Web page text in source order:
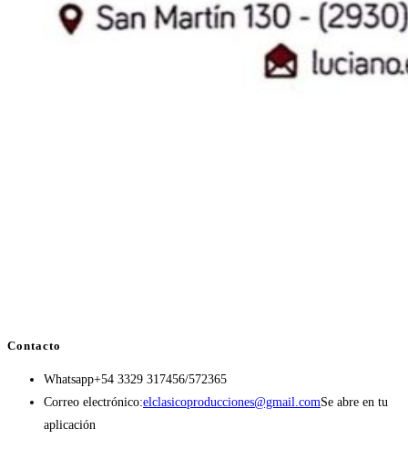
Contacto
Whatsapp+54 3329 317456/572365
Correo electrónico:elclasicoproducciones@gmail.comSe abre en tu
aplicación